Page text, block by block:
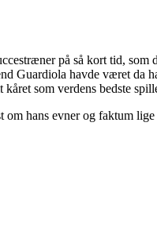
på så kort tid, som
Guardiola havde været da
som verdens bedste
hans evner og faktum